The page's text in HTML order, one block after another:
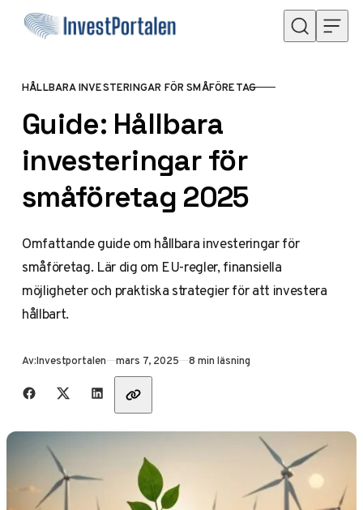
Hoppa till innehåll
KATEGORI
HÅLLBARA INVESTERINGAR FÖR SMÅFÖRETAG
Guide: Hållbara
investeringar för
småföretag 2025
Omfattande guide om hållbara investeringar för
småföretag. Lär dig om EU-regler, finansiella
möjligheter och praktiska strategier för att investera
hållbart.
Av:Investportalen Publicerad
mars 7, 2025 8 min läsning
Dela med vänner